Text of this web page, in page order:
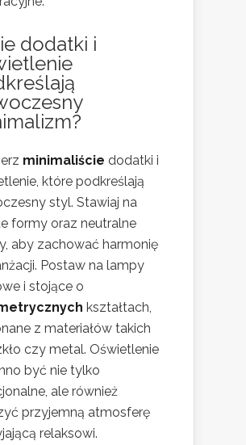
dodatki i
minimaliście dodatki i
które podkreślają
styl. Stawiaj na
formy oraz neutralne
aby zachować harmonię
Postaw na lampy
i stojące o
kształtach,
z materiałów takich
czy metal. Oświetlenie
być nie tylko
ale również
przyjemną atmosferę
relaksowi.